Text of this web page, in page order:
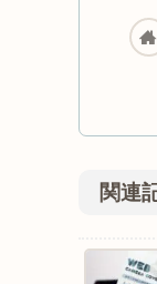
関連